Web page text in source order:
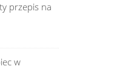
przepis na
w